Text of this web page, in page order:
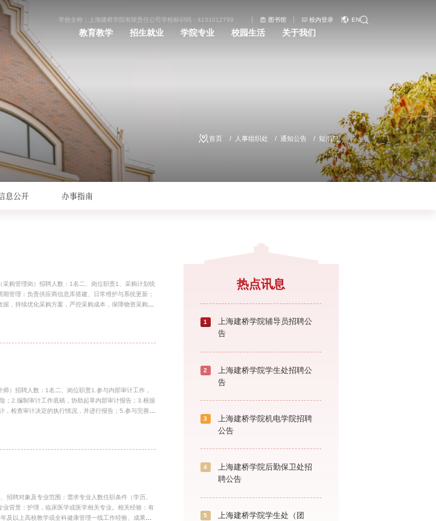
学校全称：上海建桥学院有限责任公司学校标识码：4131012799 图书馆 校内登录 EN
教育教学 招生就业 学院专业 校园生活 关于我们
首页 人事组织处 通知公告 短消息
息公开 办事指南
购管理岗）招聘人数：1名二、岗位职责1、采购计划统
管理：负责供应商信息库搭建、日常维护与系统更新；
，持续优化采购方案，严控采购成本，保障物资采购质
。三、任职条件1、 学历专业：硕士及以上学
）招聘人数：1名二、岗位职责1.参与内部审计工作，
；2.编制审计工作底稿，协助起草内部审计报告；3.根据
检查审计决定的执行情况，并进行报告；5.参与完善、
强的保密意识
招聘对象及专业范围：需求专业人数任职条件（学历、
背景：护理，临床医学或医学相关专业。相关经验：有
以上高校教学或全科健康管理一线工作经验、成果突
热点讯息
1
上海建桥学院辅导员招聘公
告
2
上海建桥学院学生处招聘公
告
3
上海建桥学院机电学院招聘
公告
4
上海建桥学院后勤保卫处招
聘公告
5
上海建桥学院学生处（团